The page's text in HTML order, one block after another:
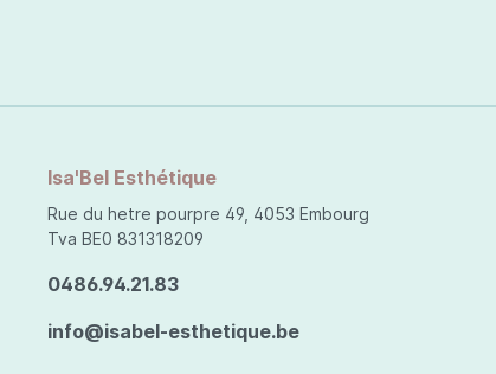
Isa'Bel Esthétique
Rue du hetre pourpre 49, 4053 Embourg
Tva BE0 831318209
0486.94.21.83
info@isabel-esthetique.be